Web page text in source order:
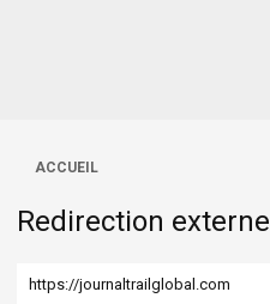
ACCUEIL
Redirection externe
https://journaltrailglobal.com